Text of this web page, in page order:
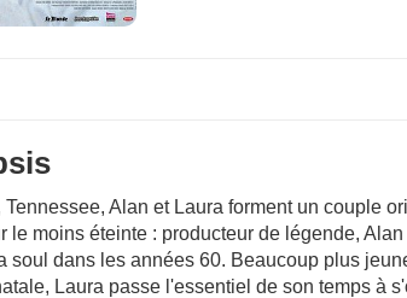
Tennessee, Alan et Laura forment un couple
le moins éteinte : producteur de légende,
soul dans les années 60. Beaucoup plus
Laura passe l'essentiel de son temps à